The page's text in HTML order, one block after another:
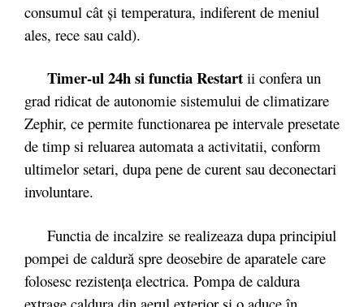
consumul cât şi temperatura, indiferent de meniul
ales, rece sau cald).
Timer-ul 24h si functia Restart ii confera un
grad ridicat de autonomie sistemului de climatizare
Zephir, ce permite functionarea pe intervale presetate
de timp si reluarea automata a activitatii, conform
ultimelor setari, dupa pene de curent sau deconectari
involuntare.
Functia de incalzire se realizeaza dupa principiul
pompei de caldură spre deosebire de aparatele care
folosesc rezistenţa electrica. Pompa de caldura